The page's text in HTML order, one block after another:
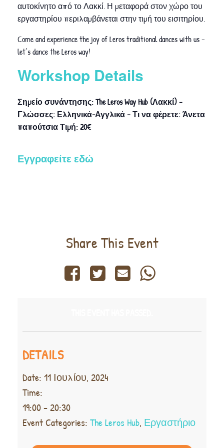
αυτοκίνητο από το Λακκί. Η μεταφορά στον χώρο του
εργαστηρίου περιλαμβάνεται στην τιμή του εισιτηρίου.
Come and experience the joy of Leros traditional dances with us –
let’s dance the Leros way!
Workshop Details
Σημείο συνάντησης: The Leros Way Hub (Λακκί) –
Γλώσσες: Ελληνικά-Αγγλικά – Τι να φέρετε: Άνετα
παπούτσια Τιμή: 20€
Εγγραφείτε εδώ
Share This Event
DETAILS
Date: 11 Ιουλίου, 2024
Time:
19:00 - 20:30
Event Categories: The Leros Hub, Εργαστήριο